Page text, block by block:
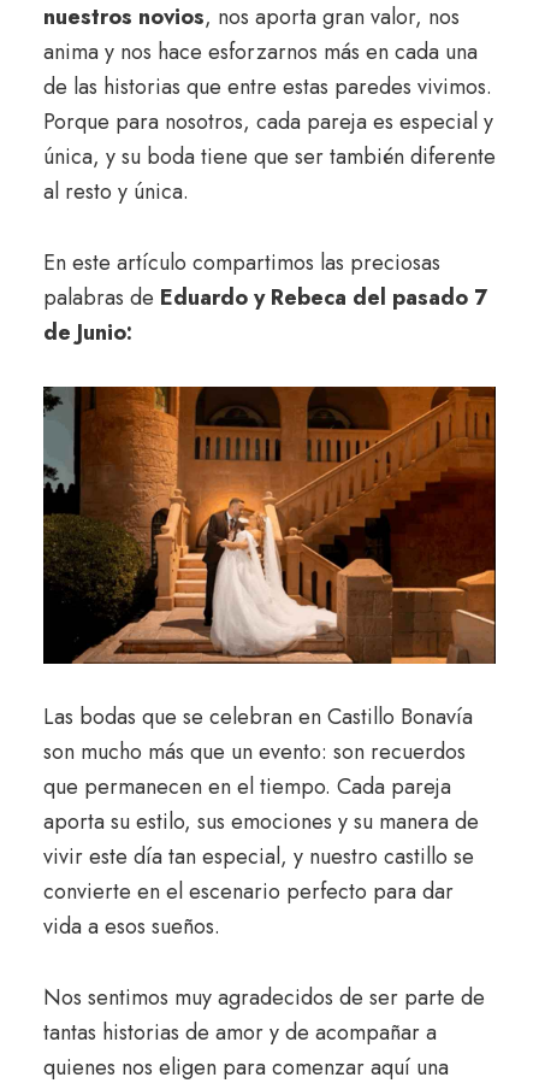
nuestros novios, nos aporta gran valor, nos
anima y nos hace esforzarnos más en cada una
de las historias que entre estas paredes vivimos.
Porque para nosotros, cada pareja es especial y
única, y su boda tiene que ser también diferente
al resto y única.
En este artículo compartimos las preciosas
palabras de Eduardo y Rebeca del pasado 7
de Junio:
Las bodas que se celebran en Castillo Bonavía
son mucho más que un evento: son recuerdos
que permanecen en el tiempo. Cada pareja
aporta su estilo, sus emociones y su manera de
vivir este día tan especial, y nuestro castillo se
convierte en el escenario perfecto para dar
vida a esos sueños.
Nos sentimos muy agradecidos de ser parte de
tantas historias de amor y de acompañar a
quienes nos eligen para comenzar aquí una